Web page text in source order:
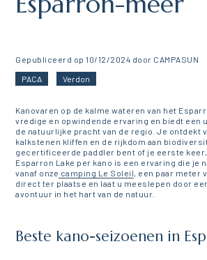
Gepubliceerd op 10/12/2024 door CAMPASUN
PACA
Verdon
Kanovaren op de kalme wateren van het
vredige en opwindende ervaring en biedt een
de natuurlijke pracht van de regio. Je ontdekt
kalkstenen kliffen en de rijkdom aan
gecertificeerde paddler bent of je eerste
Esparron Lake per kano is een ervaring die je
vanaf onze camping Le Soleil, een paar meter
direct ter plaatse en laat u meeslepen door
avontuur in het hart van de natuur.
Beste kano-seizoenen in